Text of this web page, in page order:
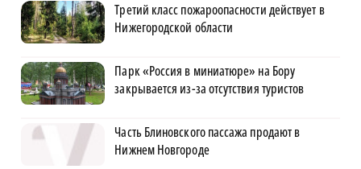
Третий класс пожароопасности действует в
Нижегородской области
Парк «Россия в миниатюре» на Бору
закрывается из-за отсутствия туристов
Часть Блиновского пассажа продают в
Нижнем Новгороде